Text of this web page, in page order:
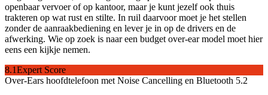
openbaar vervoer of op kantoor, maar je kunt jezelf ook thuis
trakteren op wat rust en stilte. In ruil daarvoor moet je het stellen
zonder de aanraakbediening en lever je in op de drivers en de
afwerking. Wie op zoek is naar een budget over-ear model moet hier
eens een kijkje nemen.
8.1Expert Score
Over-Ears hoofdtelefoon met Noise Cancelling en Bluetooth 5.2